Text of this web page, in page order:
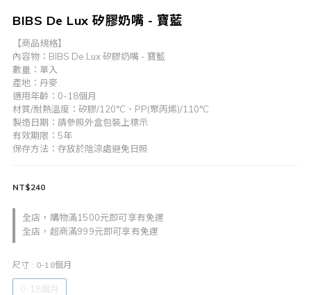
BIBS De Lux 矽膠奶嘴 - 寶藍
【商品規格】
內容物：BIBS De Lux 矽膠奶嘴 - 寶藍
數量：單入
產地：丹麥
適用年齡：0-18個月
材質/耐熱溫度：矽膠/120°C、PP(聚丙烯)/110°C
製造日期：請參照外盒包裝上標示
有效期限：5年
保存方法：存放於陰涼處避免日照
全店，購物滿1500元即可享有免運
全店，超商滿999元即可享有免運
NT$240
尺寸 : 0-18個月
0-18個月